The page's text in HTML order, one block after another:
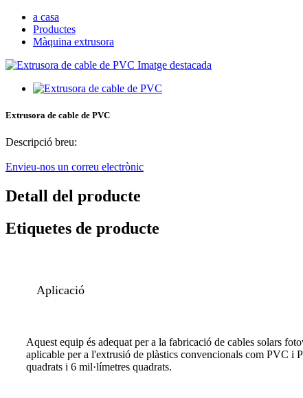
a casa
Productes
Màquina extrusora
Extrusora de cable de PVC
Descripció breu:
Envieu-nos un correu electrònic
Detall del producte
Etiquetes de producte
Aplicació
Aquest equip és adequat per a la fabricació de cables solars
aplicable per a l'extrusió de plàstics convencionals com PVC i
quadrats i 6 mil·límetres quadrats.